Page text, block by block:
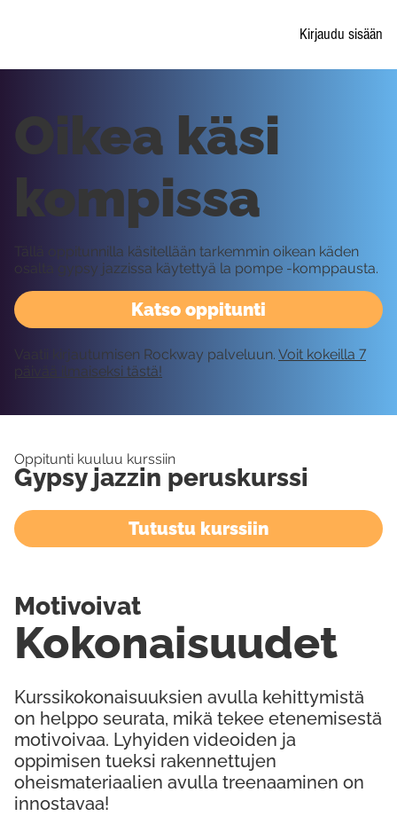
Kirjaudu sisään
Katso oppitunti
Oikea käsi
kompissa
Tällä oppitunnilla käsitellään tarkemmin oikean käden
osalta gypsy jazzissa käytettyä la pompe -komppausta.
Vaatii kirjautumisen Rockway palveluun. Voit kokeilla 7
päivää ilmaiseksi tästä!
Oppitunti kuuluu kurssiin
Gypsy jazzin peruskurssi
Tutustu kurssiin
Kurssikokonaisuuksien avulla kehittymistä
on helppo seurata, mikä tekee etenemisestä
motivoivaa. Lyhyiden videoiden ja
oppimisen tueksi rakennettujen
oheismateriaalien avulla treenaaminen on
innostavaa!
Kokonaisuudet
Motivoivat